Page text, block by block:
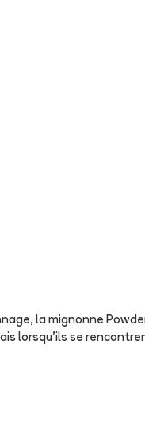
la mignonne
lorsqu'ils se